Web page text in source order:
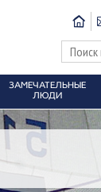
ЗАМЕЧАТЕЛЬНЫЕ
ЛЮДИ